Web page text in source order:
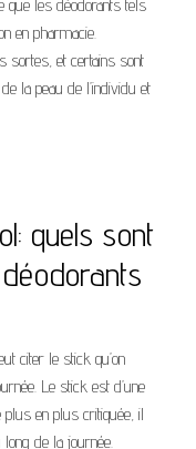
que les déodorants tels
en pharmacie.
sortes, et certains sont
la peau de l’individu et
quels sont
citer le stick qu’on
Le stick est d’une
en plus critiquée, il
de la journée.